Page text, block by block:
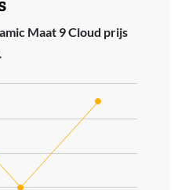
Maat 9 Cloud prijs
categories.
values. Data ranges from 299 to